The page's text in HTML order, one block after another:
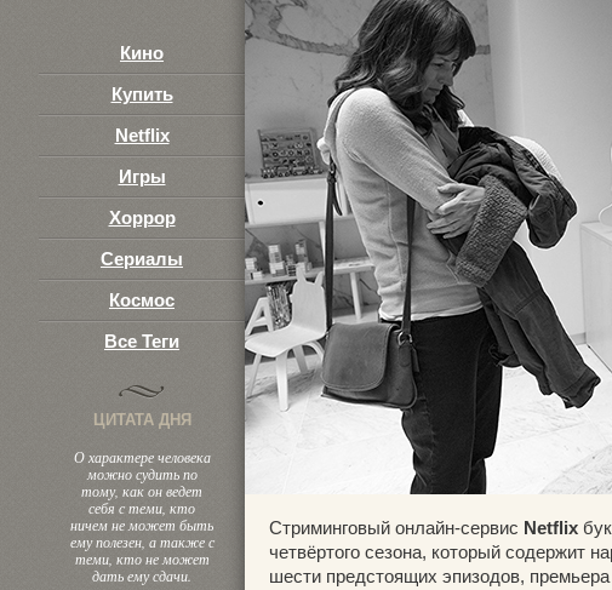
1
Кино
Купить
Netflix
Игры
Хоррор
Сериалы
Космос
Все Теги
ЦИТАТА ДНЯ
О характере человека
можно судить по
тому, как он ведет
себя с теми, кто
ничем не может быть
ему полезен, а также с
теми, кто не может
дать ему сдачи.
Стриминговый онлайн-сервис Netflix
четвёртого сезона, который содержит
шести предстоящих эпизодов, премьера